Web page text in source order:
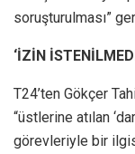
soruşturulması”
‘İZİN
T24’ten Gökçer
“üstlerine atılan
görevleriyle bir